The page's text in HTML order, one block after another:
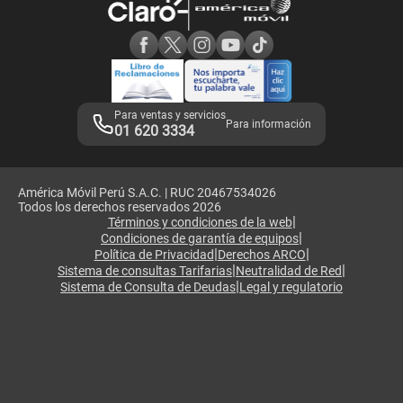
Adquirientes iPhone 6, 6S y SE
Mensaje de Seguridad
Términos y Condiciones de Tienda Claro
Libro de Reclamaciones
Legales de marketplace
Para ventas y servicios
01 620 3334 Para información
América Móvil Perú S.A.C. | RUC 20467534026
Todos los derechos reservados 2026
Términos y condiciones de la web|
Condiciones de garantía de equipos|
Política de Privacidad|Derechos ARCO|
Sistema de consultas Tarifarias|Neutralidad de Red|
Sistema de Consulta de Deudas|Legal y regulatorio